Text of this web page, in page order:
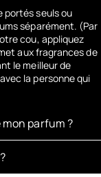
portés seuls ou
séparément. (Par
cou, appliquez
aux fragrances de
le meilleur de
la personne qui
parfum ?